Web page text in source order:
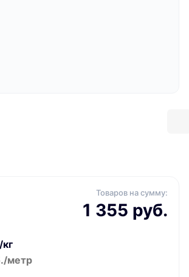
Товаров на сумму:
1 355 руб.
метр